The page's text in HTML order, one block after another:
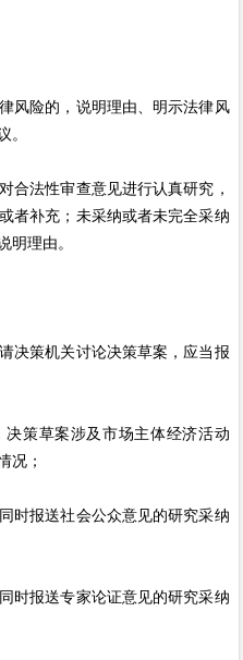
险的，说明理由、明示法律风
。
法性审查意见进行认真研究，
者补充；未采纳或者未完全采纳
明理由。
策机关讨论决策草案，应当报
策草案涉及市场主体经济活动
况；
报送社会公众意见的研究采纳
报送专家论证意见的研究采纳